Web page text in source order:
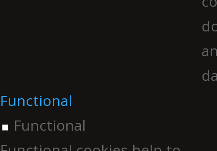
Functional
Functional